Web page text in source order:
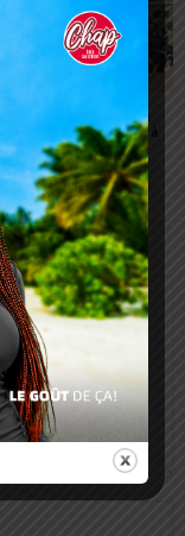
ESSAL 2026 : les
admissibles convoqués
pour la visite médicale à
Lomé